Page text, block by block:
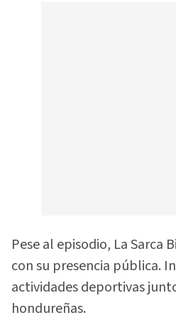
Pese al episodio, La Sarca
con su presencia pública.
actividades deportivas
hondureñas.